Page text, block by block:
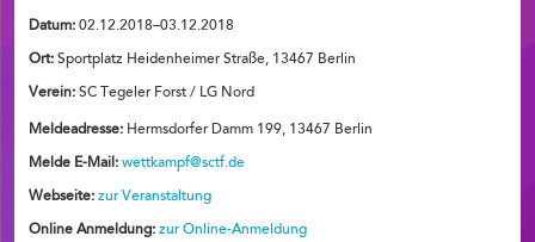
Datum: 02.12.2018–03.12.2018
Ort: Sportplatz Heidenheimer Straße, 13467 Berlin
Verein: SC Tegeler Forst / LG Nord
Meldeadresse: Hermsdorfer Damm 199, 13467 Berlin
Melde E-Mail: wettkampf@sctf.de
Webseite: zur Veranstaltung
Online Anmeldung: zur Online-Anmeldung